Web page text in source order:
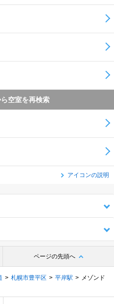
空室を再検索
アイコンの説明
ページの先頭へ
札幌市豊平区 平岸駅
メゾンド